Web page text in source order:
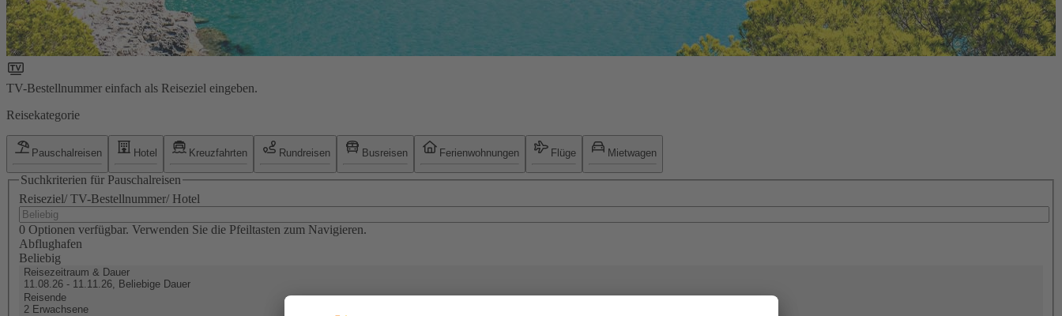
TV-Bestellnummer einfach als Reiseziel eingeben.
Reisekategorie
Pauschalreisen Hotel Kreuzfahrten Rundreisen Busreisen Ferienwohnungen Flüge Mietwagen
Suchkriterien für Pauschalreisen
Reiseziel/ TV-Bestellnummer/ Hotel
0 Optionen verfügbar. Verwenden Sie die Pfeiltasten zum Navigieren.
Abflughafen
Beliebig
Reisezeitraum & Dauer
11.08.26 - 11.11.26, Beliebige Dauer
Reisende
2 Erwachsene